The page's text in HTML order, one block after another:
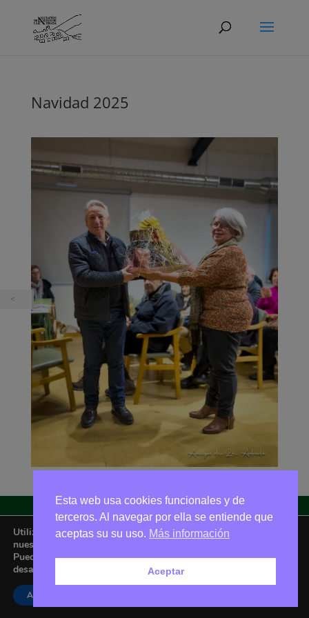
Navidad 2025
Asociación Amigos de La Adrada © 2026 - Email:
Utilizamos cookies para ofrecerte la mejor experiencia en
nuestra web.
Puedes aprender más sobre qué cookies utilizamos o
desactivarlas en los
Aceptar
Esta web usa cookies funcionales y de
terceros. Al navegar por ella se entiende que
aceptas su su uso. Más información
Aceptar